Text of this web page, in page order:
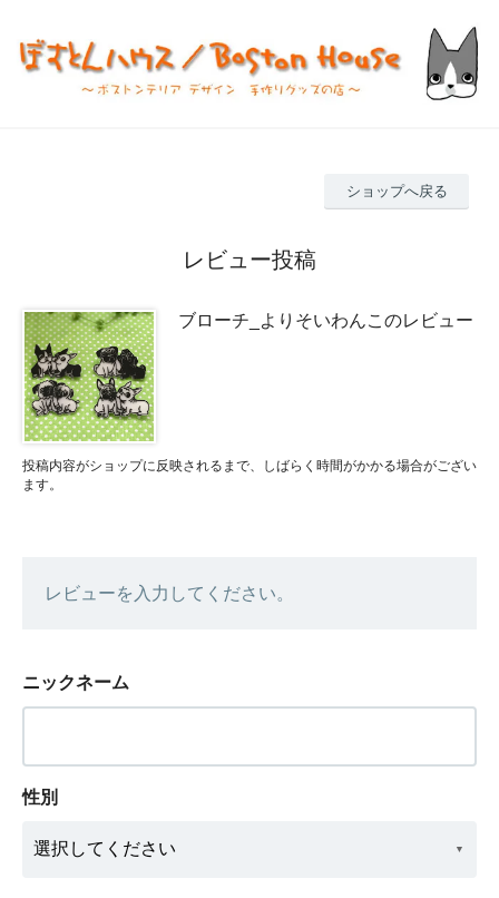
ショップへ戻る
レビュー投稿
ブローチ_よりそいわんこのレビュー
投稿内容がショップに反映されるまで、しばらく時間がかかる場合がござい
ます。
レビューを入力してください。
ニックネーム
性別